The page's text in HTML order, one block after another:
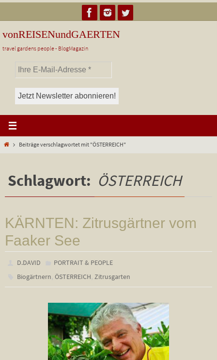
Inhalt
springen
vonREISENundGAERTEN
travel gardens people - BlogMagazin
StartBeiträge verschlagwortet mit "ÖSTERREICH"
Schlagwort: ÖSTERREICH
KÄRNTEN: Zitrusgärtner vom
Faaker See
D.DAVID
PORTRAIT & PEOPLE
Biogärtnern,ÖSTERREICH,Zitrusgarten